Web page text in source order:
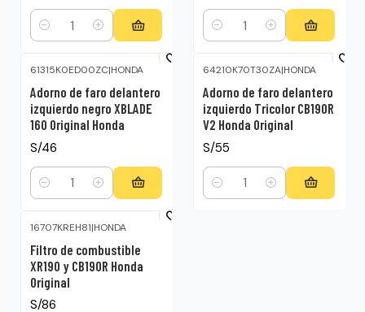
Cantidad Cantidad
61315K0ED00ZC|HONDA
Adorno de faro delantero
izquierdo negro XBLADE
160 Original Honda
S/46
Cantidad
64210K70T30ZA|HONDA
Adorno de faro delantero
izquierdo Tricolor CB190R
V2 Honda Original
S/55
Cantidad
16707KREH81|HONDA
Filtro de combustible
XR190 y CB190R Honda
Original
S/86